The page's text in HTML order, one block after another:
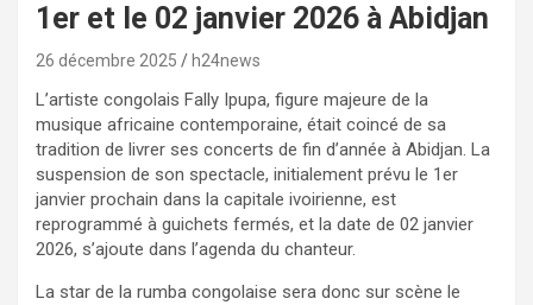
1er et le 02 janvier 2026 à Abidjan
26 décembre 2025 h24news
L’artiste congolais Fally Ipupa, figure majeure de la
musique africaine contemporaine, était coincé de sa
tradition de livrer ses concerts de fin d’année à Abidjan. La
suspension de son spectacle, initialement prévu le 1er
janvier prochain dans la capitale ivoirienne, est
reprogrammé à guichets fermés, et la date de 02 janvier
2026, s’ajoute dans l’agenda du chanteur.
La star de la rumba congolaise sera donc sur scène le